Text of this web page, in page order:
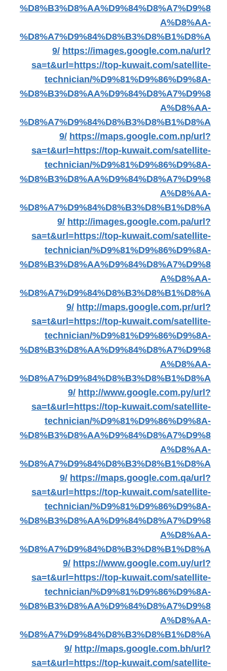
%D8%B3%D8%AA%D9%84%D8%A7%D9%8
A%D8%AA-
%D8%A7%D9%84%D8%B3%D8%B1%D8%A
9/ https://images.google.com.na/url?
sa=t&url=https://top-kuwait.com/satellite-
technician/%D9%81%D9%86%D9%8A-
%D8%B3%D8%AA%D9%84%D8%A7%D9%8
A%D8%AA-
%D8%A7%D9%84%D8%B3%D8%B1%D8%A
9/ https://maps.google.com.np/url?
sa=t&url=https://top-kuwait.com/satellite-
technician/%D9%81%D9%86%D9%8A-
%D8%B3%D8%AA%D9%84%D8%A7%D9%8
A%D8%AA-
%D8%A7%D9%84%D8%B3%D8%B1%D8%A
9/ http://images.google.com.pa/url?
sa=t&url=https://top-kuwait.com/satellite-
technician/%D9%81%D9%86%D9%8A-
%D8%B3%D8%AA%D9%84%D8%A7%D9%8
A%D8%AA-
%D8%A7%D9%84%D8%B3%D8%B1%D8%A
9/ http://maps.google.com.pr/url?
sa=t&url=https://top-kuwait.com/satellite-
technician/%D9%81%D9%86%D9%8A-
%D8%B3%D8%AA%D9%84%D8%A7%D9%8
A%D8%AA-
%D8%A7%D9%84%D8%B3%D8%B1%D8%A
9/ http://www.google.com.py/url?
sa=t&url=https://top-kuwait.com/satellite-
technician/%D9%81%D9%86%D9%8A-
%D8%B3%D8%AA%D9%84%D8%A7%D9%8
A%D8%AA-
%D8%A7%D9%84%D8%B3%D8%B1%D8%A
9/ https://maps.google.com.qa/url?
sa=t&url=https://top-kuwait.com/satellite-
technician/%D9%81%D9%86%D9%8A-
%D8%B3%D8%AA%D9%84%D8%A7%D9%8
A%D8%AA-
%D8%A7%D9%84%D8%B3%D8%B1%D8%A
9/ https://www.google.com.uy/url?
sa=t&url=https://top-kuwait.com/satellite-
technician/%D9%81%D9%86%D9%8A-
%D8%B3%D8%AA%D9%84%D8%A7%D9%8
A%D8%AA-
%D8%A7%D9%84%D8%B3%D8%B1%D8%A
9/ http://maps.google.com.bh/url?
sa=t&url=https://top-kuwait.com/satellite-